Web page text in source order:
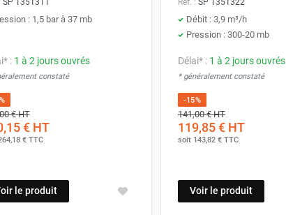
: 1,5 bar à 37 mb
: 1 à 2 jours ouvrés
constaté
€HT
€HT
€TTC
le produit
Débit : 3,9 m³/h
Pression : 300-20 mb
Délai* : 1 à 2 jours ouvrés
* généralement constaté
-15%
141,00 €HT
119,85 € HT
soit 143,82 € TTC
Voir le produit